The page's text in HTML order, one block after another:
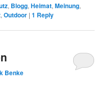
, Blogg,Heimat,Meinung,
,Outdoor |1 Reply
Benke